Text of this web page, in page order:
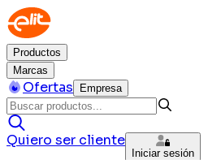
Productos
Marcas
Ofertas Empresa
Quiero ser cliente
Iniciar sesión